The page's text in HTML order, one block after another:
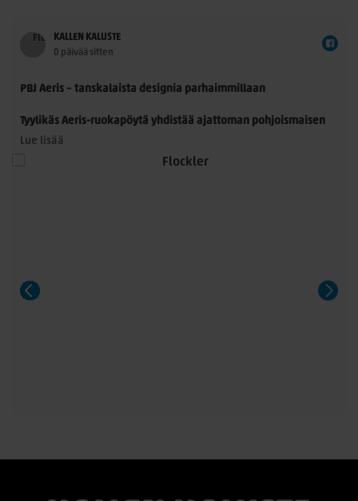
KALLEN KALUSTE
0 päivää sitten
PBJ Aeris – tanskalaista designia parhaimmillaan
Tyylikäs Aeris-ruokapöytä yhdistää ajattoman pohjoismaisen
muotoilun ja käytännöllisyyden. Morten Svendsenin
suunnittelemassa pöydässä on kauniisti muotoillut
massiivitammijalat ja useita laadukkaita kansivaihtoehtoja.
illallisiin.
Lue lisää